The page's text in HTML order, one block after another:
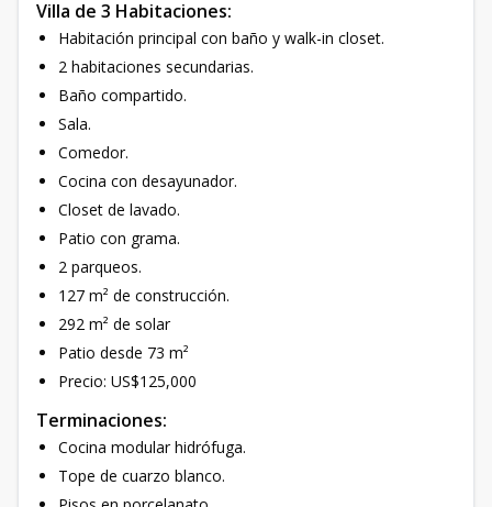
Villa de 3 Habitaciones:
Habitación principal con baño y walk-in closet.
2 habitaciones secundarias.
Baño compartido.
Sala.
Comedor.
Cocina con desayunador.
Closet de lavado.
Patio con grama.
2 parqueos.
127 m² de construcción.
292 m² de solar
Patio desde 73 m²
Precio: US$125,000
Terminaciones:
Cocina modular hidrófuga.
Tope de cuarzo blanco.